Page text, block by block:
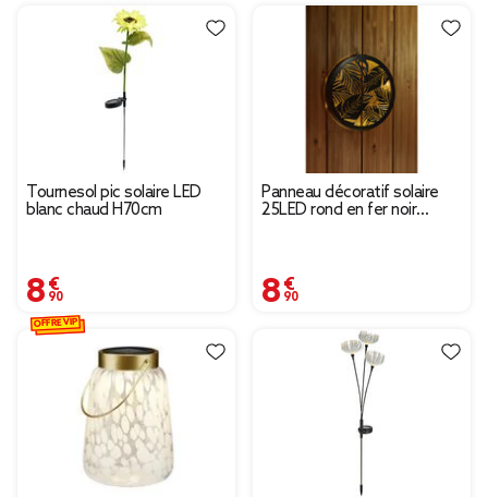
Tournesol pic solaire LED
blanc chaud H70cm
8,90 €
Panneau décoratif solaire
25LED rond en fer noir
8,90 €
OFFRE VIP